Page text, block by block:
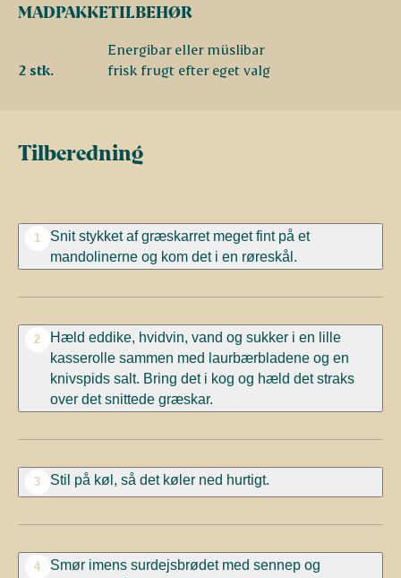
MADPAKKETILBEHØR
Energibar eller müslibar
2 stk.
frisk frugt efter eget valg
Tilberedning
1
Snit stykket af græskarret meget fint på et
mandolinerne og kom det i en røreskål.
2
Hæld eddike, hvidvin, vand og sukker i en lille
kasserolle sammen med laurbærbladene og en
knivspids salt. Bring det i kog og hæld det straks
over det snittede græskar.
3 Stil på køl, så det køler ned hurtigt.
4
Smør imens surdejsbrødet med sennep og